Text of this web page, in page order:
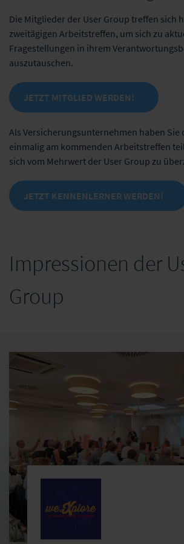
Die Mitglieder der User Group treffen sich
zweitägigen Arbeitstreffen, um sich zu
Fragestellungen in ihrem
auszutauschen.
JETZT MITGLIED WERDEN!
Als Versicherungsunternehmen haben Sie
einmalig am kommenden Arbeitstreffen
sich vom Mehrwert der User Group zu
JETZT KENNENLERNER WERDEN!
Impressionen der
Group